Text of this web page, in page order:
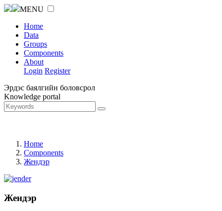
MENU
Home
Data
Groups
Components
About
Login Register
Эрдэс баялгийн боловсрол
Knowledge portal
Home
Components
Жендэр
Жендэр